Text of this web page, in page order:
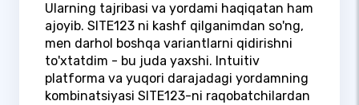
Ularning tajribasi va yordami haqiqatan ham
ajoyib. SITE123 ni kashf qilganimdan so'ng,
men darhol boshqa variantlarni qidirishni
to'xtatdim - bu juda yaxshi. Intuitiv
platforma va yuqori darajadagi yordamning
kombinatsiyasi SITE123-ni raqobatchilardan